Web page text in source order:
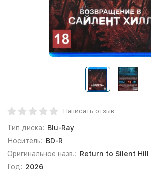
Написать отзыв
Тип диска: Blu-Ray
Носитель: BD-R
Оригинальное назв.: Return to Silent Hill
Год: 2026